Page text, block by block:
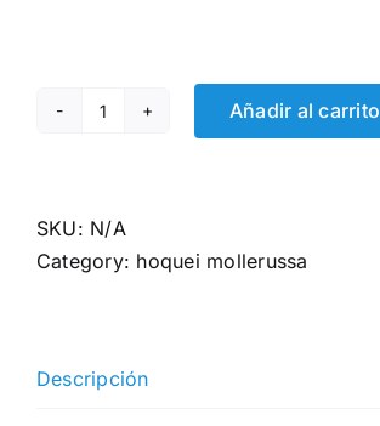
Pantaló
porter
Hoquei
Añadir al carrito
SKU: N/A
Category: hoquei mollerussa
Descripción